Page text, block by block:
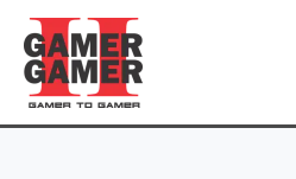
para
conteúdo